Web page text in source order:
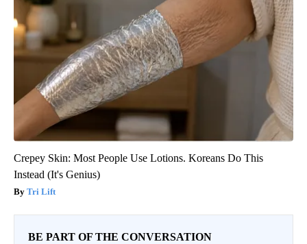
Crepey Skin: Most People Use Lotions. Koreans Do This
Instead (It's Genius)
Tri Lift
BE PART OF THE CONVERSATION